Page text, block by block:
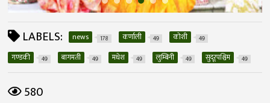
LABELS: news 178 कर्णाली 49 कोशी 49
गण्डकी 49 बागमती 49 मधेश 49 लुम्बिनी 49 सुदूरपश्चिम 49
580